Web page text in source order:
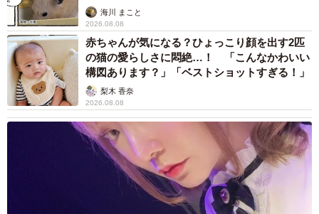
海川 まこと
2026.08.08
赤ちゃんが気になる？ひょっこり顔を出す2匹
の猫の愛らしさに悶絶…！ 「こんなかわいい
構図あります？」「ベストショットすぎる！」
梨木 香奈
2026.08.08